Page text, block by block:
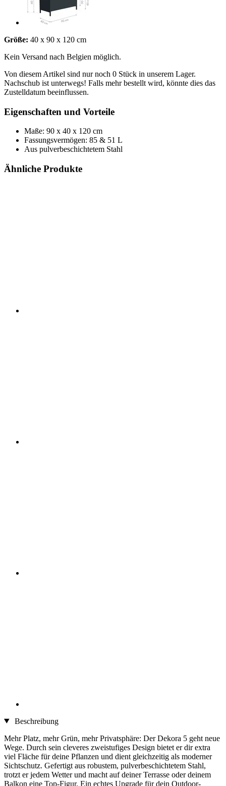
Größe: 40 x 90 x 120 cm
Kein Versand nach Belgien möglich.
Von diesem Artikel sind nur noch 0 Stück in unserem Lager.
Nachschub ist unterwegs! Falls mehr bestellt wird, könnte dies das
Zustelldatum beeinflussen.
Eigenschaften und Vorteile
Maße: 90 x 40 x 120 cm
Fassungsvermögen: 85 & 51 L
Aus pulverbeschichtetem Stahl
Ähnliche Produkte
Beschreibung
Mehr Platz, mehr Grün, mehr Privatsphäre: Der Dekora 5 geht neue
Wege. Durch sein cleveres zweistufiges Design bietet er dir extra
viel Fläche für deine Pflanzen und dient gleichzeitig als moderner
Sichtschutz. Gefertigt aus robustem, pulverbeschichtetem Stahl,
trotzt er jedem Wetter und macht auf deiner Terrasse oder deinem
Balkon eine Top-Figur. Ein echtes Upgrade für dein Outdoor-